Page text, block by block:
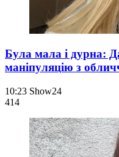
Була мала і дурна:
маніпуляцію з
10:23 Show24
414